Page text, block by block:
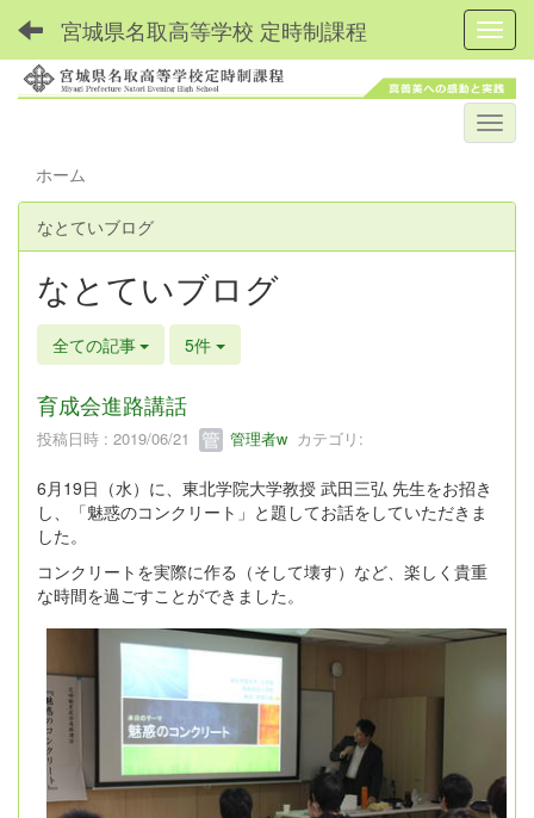
宮城県名取高等学校 定時制課程
ホーム
なとていブログ
なとていブログ
全ての記事 5件
育成会進路講話
投稿日時 : 2019/06/21 管理者w カテゴリ:
6月19日（水）に、東北学院大学教授 武田三弘 先生をお招き
し、「魅惑のコンクリート」と題してお話をしていただきま
した。
コンクリートを実際に作る（そして壊す）など、楽しく貴重
な時間を過ごすことができました。